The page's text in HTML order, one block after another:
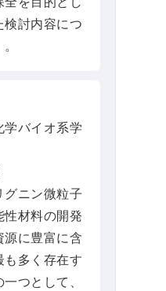
検討内容につ
学バイオ系学
グニン微粒子
性材料の開発
源に豊富に含
も多く存在す
つとして、